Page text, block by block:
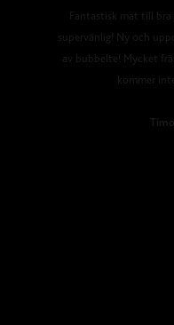
Fantastisk mat till
supervänlig! Ny och
av bubbelte! Mycket
kommer